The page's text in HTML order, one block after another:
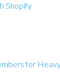
Shopify
for